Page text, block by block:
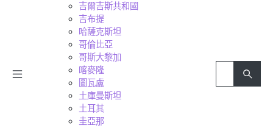
吉爾吉斯共和國
吉布提
哈薩克斯坦
哥倫比亞
哥斯大黎加
喀麥隆
圖瓦盧
土庫曼斯坦
土耳其
圭亞那